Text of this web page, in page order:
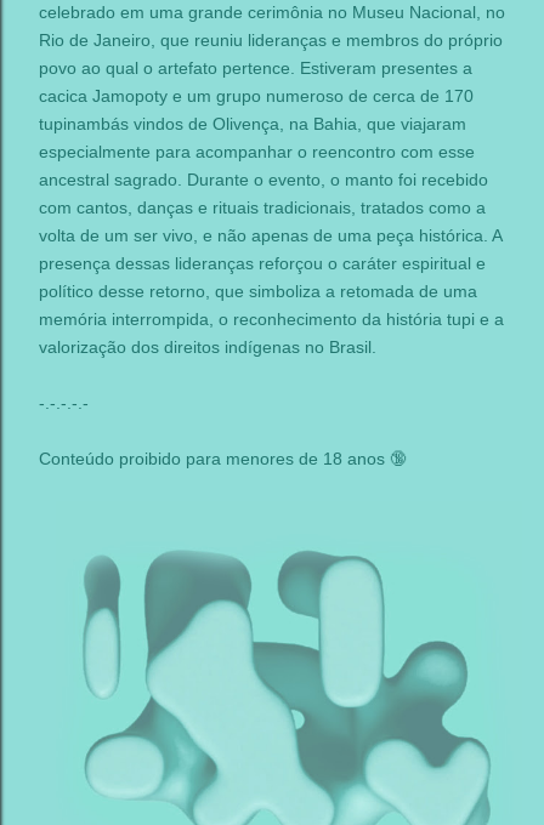
celebrado em uma grande cerimônia no Museu Nacional, no
Rio de Janeiro, que reuniu lideranças e membros do próprio
povo ao qual o artefato pertence. Estiveram presentes a
cacica Jamopoty e um grupo numeroso de cerca de 170
tupinambás vindos de Olivença, na Bahia, que viajaram
especialmente para acompanhar o reencontro com esse
ancestral sagrado. Durante o evento, o manto foi recebido
com cantos, danças e rituais tradicionais, tratados como a
volta de um ser vivo, e não apenas de uma peça histórica. A
presença dessas lideranças reforçou o caráter espiritual e
político desse retorno, que simboliza a retomada de uma
memória interrompida, o reconhecimento da história tupi e a
valorização dos direitos indígenas no Brasil.
-.-.-.-.-
Conteúdo proibido para menores de 18 anos 🔞